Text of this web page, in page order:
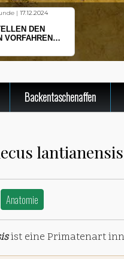
Fischkunde
Backentaschenaffen
Anatomie
ist eine Primatenart